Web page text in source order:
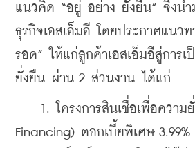
แนวคิด “อยู่ อย่าง ยั่งยืน” จึงนำ
ธุรกิจเอสเอ็มอี โดยประกาศแนวท
รอด” ให้แก่ลูกค้าเอสเอ็มอีสู่การเ
ยั่งยืน ผ่าน 2 ส่วนงาน ได้แก่
1. โครงการสินเชื่อเพื่อความยั่
Financing) ดอกเบี้ยพิเศษ